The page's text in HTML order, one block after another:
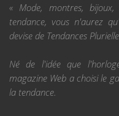
« Mode, montres,
tendance, vous n'aurez
devise de Tendances
Né de l'idée que
magazine Web a choisi le
la tendance.